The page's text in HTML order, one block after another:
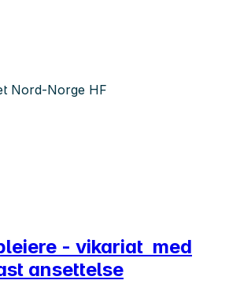
Nord-Norge HF
- vikariat med
ansettelse